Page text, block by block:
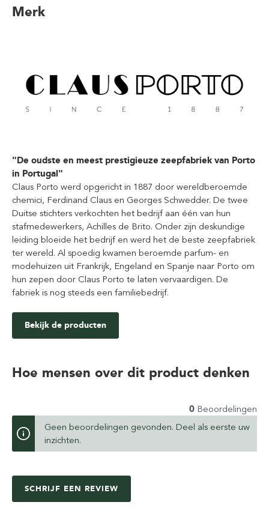
Merk
"De oudste en meest prestigieuze zeepfabriek van Porto
in Portugal"
Claus Porto werd opgericht in 1887 door wereldberoemde
chemici, Ferdinand Claus en Georges Schwedder. De twee
Duitse stichters verkochten het bedrijf aan één van hun
stafmedewerkers, Achilles de Brito. Onder zijn deskundige
leiding bloeide het bedrijf en werd het de beste zeepfabriek
ter wereld. Al spoedig kwamen beroemde parfum- en
modehuizen uit Frankrijk, Engeland en Spanje naar Porto om
hun zepen door Claus Porto te laten vervaardigen. De
fabriek is nog steeds een familiebedrijf.
Bekijk de producten
Hoe mensen over dit product denken
0 Beoordelingen
Geen beoordelingen gevonden. Deel als eerste uw
inzichten.
SCHRIJF EEN REVIEW